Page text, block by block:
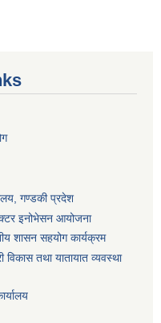
गण्डकी प्रदेश
इनोभेसन आयोजना
शासन सहयोग कार्यक्रम
विकास तथा यातायात व्यवस्था